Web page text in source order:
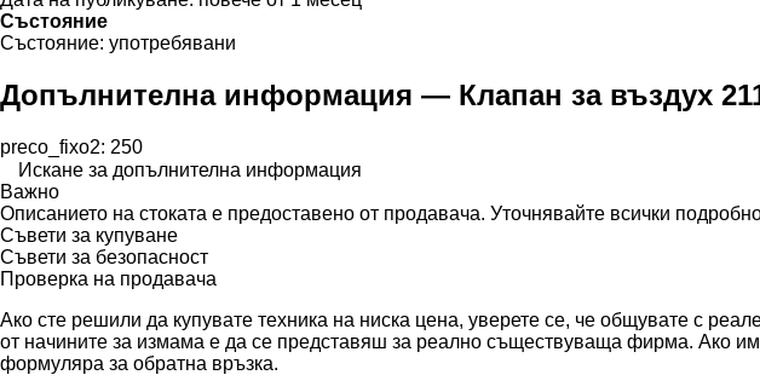
Състояние
Състояние: употребявани
Допълнителна информация — Клапан за въздух
preco_fixo2: 250
Искане за допълнителна информация
Важно
Описанието на стоката е предоставено от продавача. Уточнявайте всички
Съвети за купуване
Съвети за безопасност
Проверка на продавача
Ако сте решили да купувате техника на ниска цена, уверете се, че общувате с
от начините за измама е да се представяш за реално съществуваща фирма. Ако
формуляра за обратна връзка.